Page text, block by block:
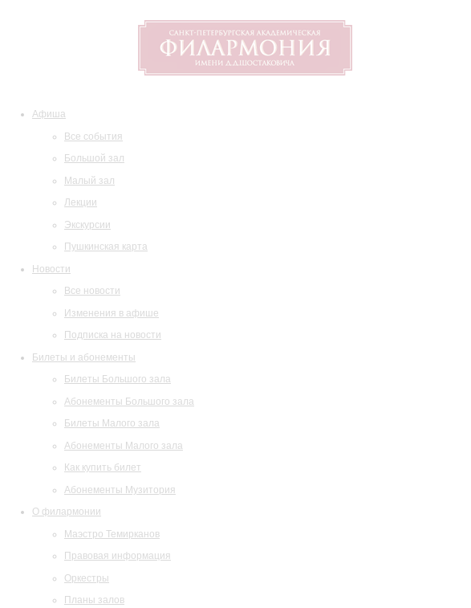
Афиша
Все события
Большой зал
Малый зал
Лекции
Экскурсии
Пушкинская карта
Новости
Все новости
Изменения в афише
Подписка на новости
Билеты и абонементы
Билеты Большого зала
Абонементы Большого зала
Билеты Малого зала
Абонементы Малого зала
Как купить билет
Абонементы Музитория
О филармонии
Маэстро Темирканов
Правовая информация
Оркестры
Планы залов